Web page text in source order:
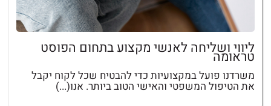
ליווי ושליחה לאנשי מקצוע בתחום הפוסט
טראומה
משרדנו פועל במקצועיות כדי להבטיח שכל לקוח יקבל
את הטיפול המשפטי והאישי הטוב ביותר. אנו(...)